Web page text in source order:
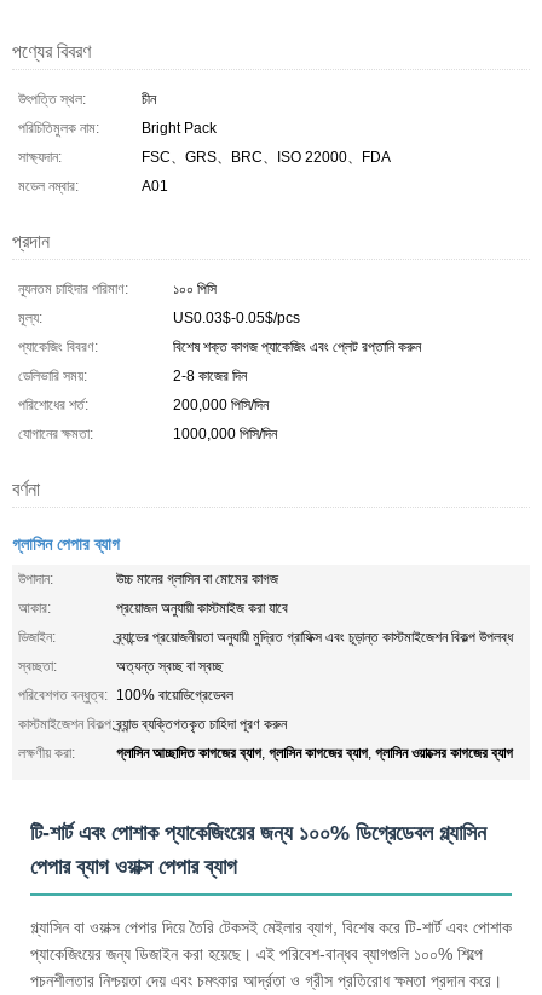
পণ্যের বিবরণ
উৎপত্তি স্থল:
চীন
পরিচিতিমুলক নাম:
Bright Pack
সাক্ষ্যদান:
FSC、GRS、BRC、ISO 22000、FDA
মডেল নম্বার:
A01
প্রদান
ন্যূনতম চাহিদার পরিমাণ:
১০০ পিসি
মূল্য:
US0.03$-0.05$/pcs
প্যাকেজিং বিবরণ:
বিশেষ শক্ত কাগজ প্যাকেজিং এবং প্লেট রপ্তানি করুন
ডেলিভারি সময়:
2-8 কাজের দিন
পরিশোধের শর্ত:
200,000 পিসি/দিন
যোগানের ক্ষমতা:
1000,000 পিসি/দিন
বর্ণনা
গ্লাসিন পেপার ব্যাগ
উপাদান:
উচ্চ মানের গ্লাসিন বা মোমের কাগজ
আকার:
প্রয়োজন অনুযায়ী কাস্টমাইজ করা যাবে
ডিজাইন:
ব্র্যান্ডের প্রয়োজনীয়তা অনুযায়ী মুদ্রিত গ্রাফিক্স এবং চূড়ান্ত কাস্টমাইজেশন বিকল্প উপলব্ধ
স্বচ্ছতা:
অত্যন্ত স্বচ্ছ বা স্বচ্ছ
পরিবেশগত বন্ধুত্ব: 100% বায়োডিগ্রেডেবল
কাস্টমাইজেশন বিকল্প:ব্র্যান্ড ব্যক্তিগতকৃত চাহিদা পূরণ করুন
লক্ষণীয় করা:
গ্লাসিন আচ্ছাদিত কাগজের ব্যাগ, গ্লাসিন কাগজের ব্যাগ, গ্লাসিন ওয়াক্সের কাগজের ব্যাগ
টি-শার্ট এবং পোশাক প্যাকেজিংয়ের জন্য ১০০% ডিগ্রেডেবল গ্ল্যাসিন
পেপার ব্যাগ ওয়াক্স পেপার ব্যাগ
গ্ল্যাসিন বা ওয়াক্স পেপার দিয়ে তৈরি টেকসই মেইলার ব্যাগ, বিশেষ করে টি-শার্ট এবং পোশাক
প্যাকেজিংয়ের জন্য ডিজাইন করা হয়েছে। এই পরিবেশ-বান্ধব ব্যাগগুলি ১০০% শিল্পে
পচনশীলতার নিশ্চয়তা দেয় এবং চমৎকার আর্দ্রতা ও গ্রীস প্রতিরোধ ক্ষমতা প্রদান করে।